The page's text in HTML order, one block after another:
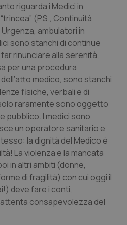
riguarda i Medici in
(P.S., Continuità
ambulatori in
sono stanchi di continue
rinunciare alla serenità,
per una procedura
medico, sono stanchi
fisiche, verbali e di
raramente sono oggetto
pubblico. I medici sono
un operatore sanitario e
la dignità del Medico è
La violenza e la mancata
in altri ambiti (donne,
di fragilità) con cui oggi il
deve fare i conti,
consapevolezza del